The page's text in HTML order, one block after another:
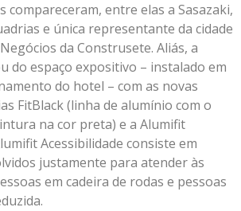
compareceram, entre elas a Sasazaki,
e única representante da cidade
da Construsete. Aliás, a
do espaço expositivo – instalado em
do hotel – com as novas
FitBlack (linha de alumínio com o
na cor preta) e a Alumifit
Acessibilidade consiste em
justamente para atender às
em cadeira de rodas e pessoas